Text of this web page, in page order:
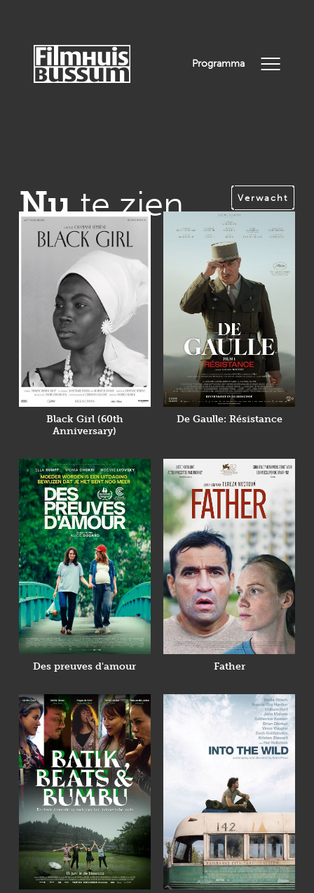
Programma
Nute zien Verwacht
Black Girl (60th
Anniversary)
De Gaulle: Résistance
Des preuves d'amour Father